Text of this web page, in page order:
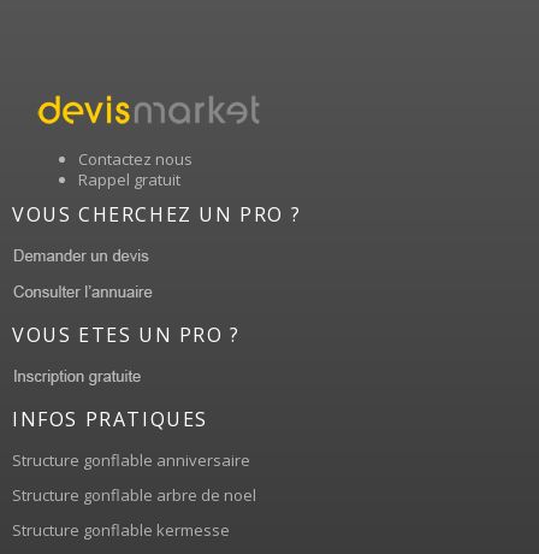
Contactez nous
Rappel gratuit
VOUS CHERCHEZ UN PRO ?
VOUS ETES UN PRO ?
INFOS PRATIQUES
Structure gonflable anniversaire
Structure gonflable arbre de noel
Structure gonflable kermesse